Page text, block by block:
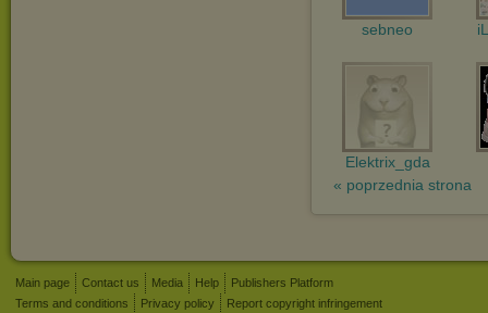
sebneo
Elektrix_gda
« poprzednia strona
Main page Contact us Media Help
Publishers Platform
Terms and conditions
Privacy policy Report copyright infringement